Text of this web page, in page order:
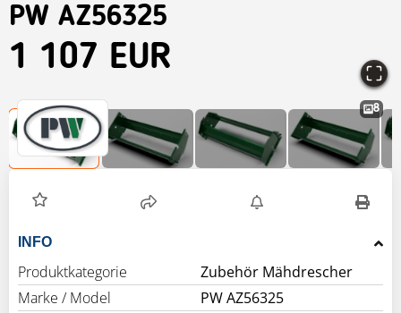
PW AZ56325
1 107 EUR
8
INFO
Produktkategorie
Zubehör Mähdrescher
Marke / Model
PW AZ56325